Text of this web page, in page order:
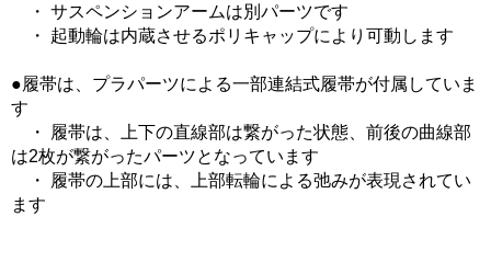
・ サスペンションアームは別パーツです
・ 起動輪は内蔵させるポリキャップにより可動します
●履帯は、プラパーツによる一部連結式履帯が付属していま
す
・ 履帯は、上下の直線部は繋がった状態、前後の曲線部
は2枚が繋がったパーツとなっています
・ 履帯の上部には、上部転輪による弛みが表現されてい
ます